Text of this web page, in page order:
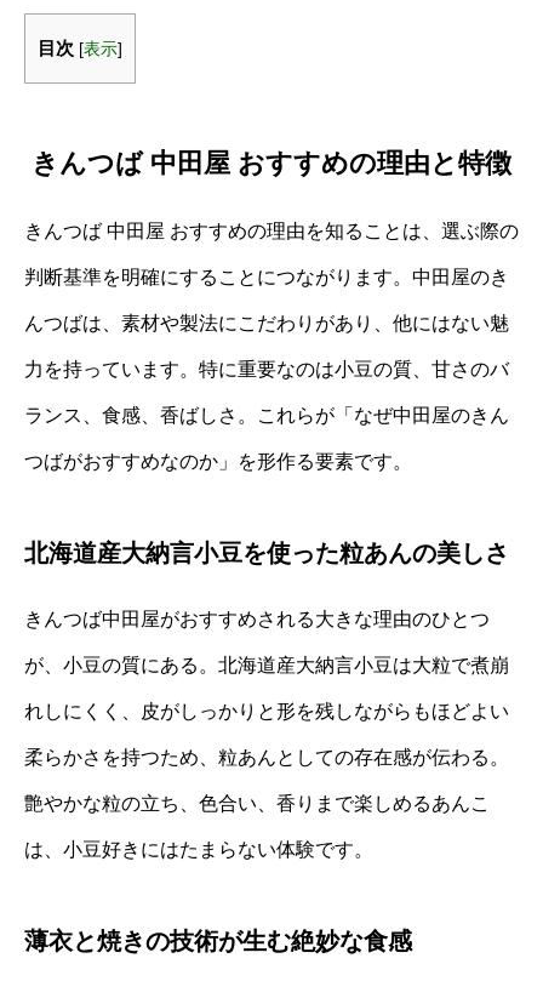
目次 [表示]
きんつば 中田屋 おすすめの理由と特徴
きんつば 中田屋 おすすめの理由を知ることは、選ぶ際の
判断基準を明確にすることにつながります。中田屋のき
んつばは、素材や製法にこだわりがあり、他にはない魅
力を持っています。特に重要なのは小豆の質、甘さのバ
ランス、食感、香ばしさ。これらが「なぜ中田屋のきん
つばがおすすめなのか」を形作る要素です。
北海道産大納言小豆を使った粒あんの美しさ
きんつば中田屋がおすすめされる大きな理由のひとつ
が、小豆の質にある。北海道産大納言小豆は大粒で煮崩
れしにくく、皮がしっかりと形を残しながらもほどよい
柔らかさを持つため、粒あんとしての存在感が伝わる。
艶やかな粒の立ち、色合い、香りまで楽しめるあんこ
は、小豆好きにはたまらない体験です。
薄衣と焼きの技術が生む絶妙な食感